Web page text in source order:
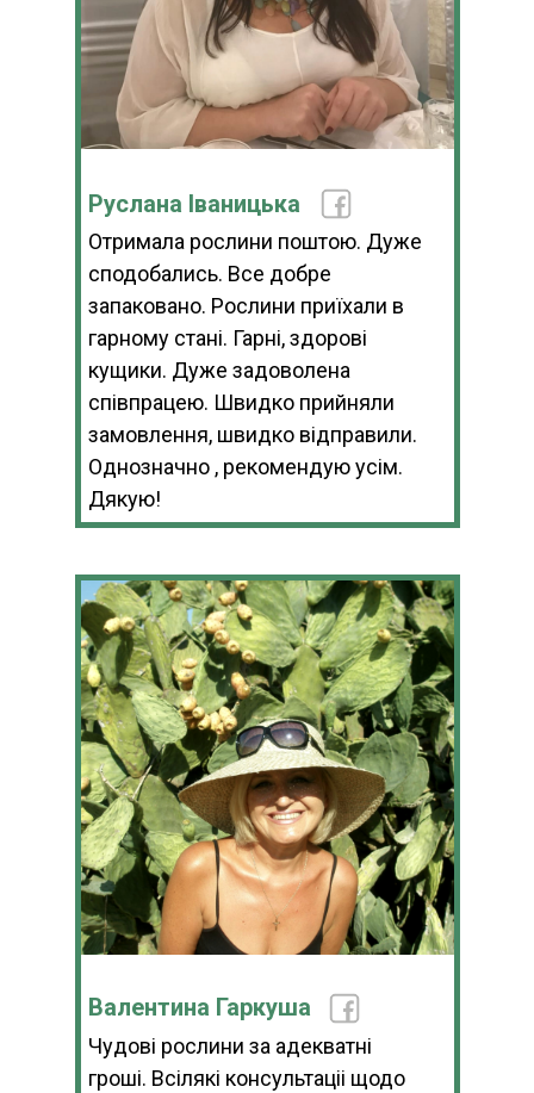
Руслана Іваницька
Отримала рослини поштою. Дуже
сподобались. Все добре
запаковано. Рослини приїхали в
гарному стані. Гарні, здорові
кущики. Дуже задоволена
співпрацею. Швидко прийняли
замовлення, швидко відправили.
Однозначно , рекомендую усім.
Дякую!
Валентина Гаркуша
Чудові рослини за адекватні
гроші. Всілякі консультаціі щодо